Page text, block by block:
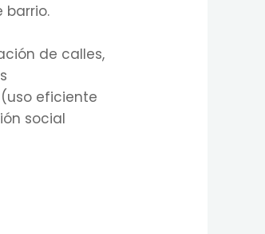
barrio.
de calles,
eficiente
social